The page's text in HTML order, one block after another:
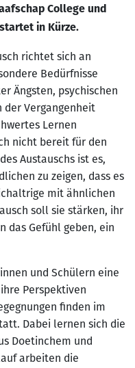
College und
in Kürze.
richtet sich an
Bedürfnisse
Ängsten, psychischen
der Vergangenheit
Lernen
nicht bereit für den
Austauschs ist es,
zu zeigen, dass es
mit ähnlichen
soll sie stärken, ihr
das Gefühl geben, ein
und Schülern eine
Perspektiven
finden im
Dabei lernen sich die
Doetinchem und
arbeiten die